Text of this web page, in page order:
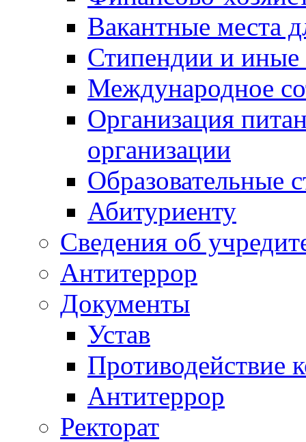
Вакантные места
Стипендии и иные
Международное
Организация
организации
Образовательные
Абитуриенту
Сведения об
Антитеррор
Документы
Устав
Противодействие
Антитеррор
Ректорат